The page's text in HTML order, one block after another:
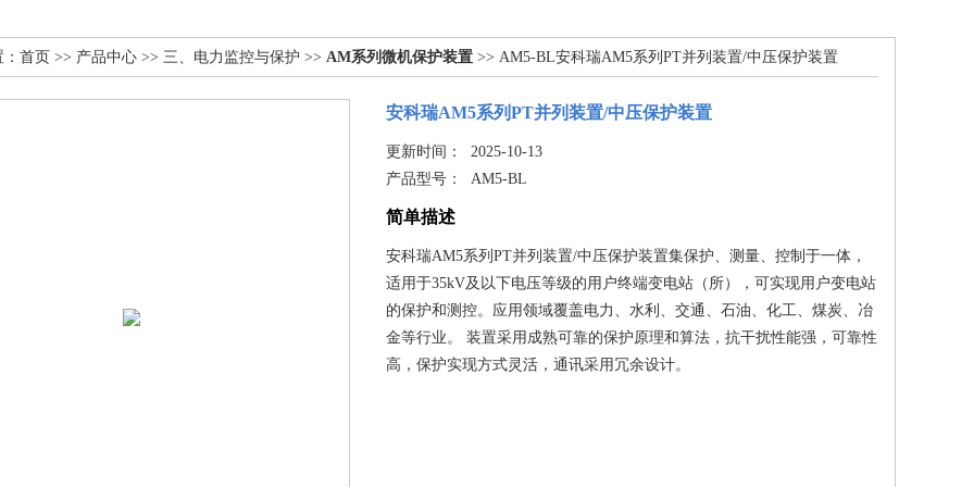
首页 >> 产品中心 >> 三、电力监控与保护 >> AM系列微机保护装置 >> AM5-BL安科瑞AM5系列PT并列装置/中压保护装置
安科瑞AM5系列PT并列装置/中压保护装置
更新时间： 2025-10-13
产品型号：AM5-BL
简单描述
安科瑞AM5系列PT并列装置/中压保护装置集保护、测量、控制于一体，
适用于35kV及以下电压等级的用户终端变电站（所），可实现用户变电站
的保护和测控。应用领域覆盖电力、水利、交通、石油、化工、煤炭、冶
金等行业。 装置​采用成熟可靠的保护原理和算法，抗干扰性能强，可靠性
高，保护实现方式灵活，通讯采用冗余设计。